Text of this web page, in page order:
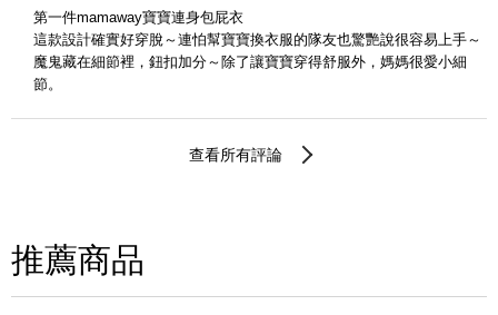
第一件mamaway寶寶連身包屁衣
這款設計確實好穿脫～連怕幫寶寶換衣服的隊友也驚艷說很容易上手～
魔鬼藏在細節裡，鈕扣加分～除了讓寶寶穿得舒服外，媽媽很愛小細
節。
查看所有評論
推薦商品